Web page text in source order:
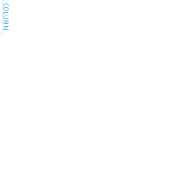
COLUMN